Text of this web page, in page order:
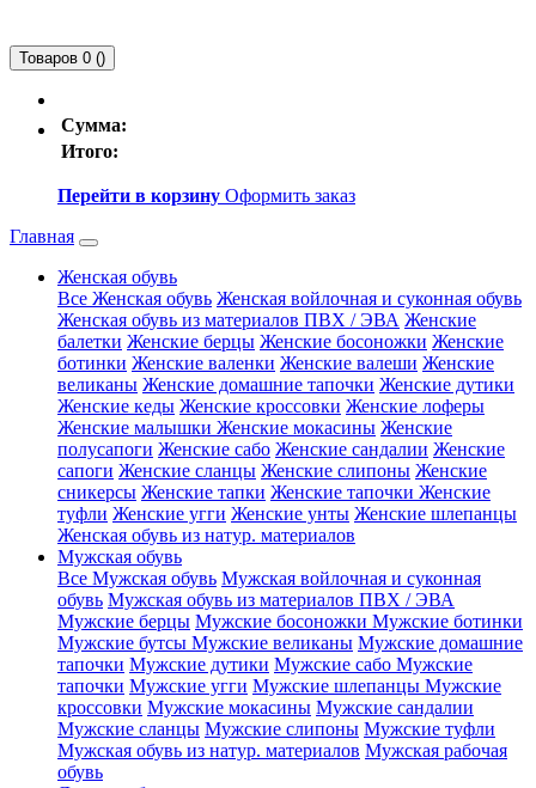
Товаров 0 ()
Сумма:
Итого:
Перейти в корзину Оформить заказ
Главная
Женская обувь
Все Женская обувь Женская войлочная и суконная обувь
Женская обувь из материалов ПВХ / ЭВА Женские
балетки Женские берцы Женские босоножки Женские
ботинки Женские валенки Женские валеши Женские
великаны Женские домашние тапочки Женские дутики
Женские кеды Женские кроссовки Женские лоферы
Женские малышки Женские мокасины Женские
полусапоги Женские сабо Женские сандалии Женские
сапоги Женские сланцы Женские слипоны Женские
сникерсы Женские тапки Женские тапочки Женские
туфли Женские угги Женские унты Женские шлепанцы
Женская обувь из натур. материалов
Мужская обувь
Все Мужская обувь Мужская войлочная и суконная
обувь Мужская обувь из материалов ПВХ / ЭВА
Мужские берцы Мужские босоножки Мужские ботинки
Мужские бутсы Мужские великаны Мужские домашние
тапочки Мужские дутики Мужские сабо Мужские
тапочки Мужские угги Мужские шлепанцы Мужские
кроссовки Мужские мокасины Мужские сандалии
Мужские сланцы Мужские слипоны Мужские туфли
Мужская обувь из натур. материалов Мужская рабочая
обувь